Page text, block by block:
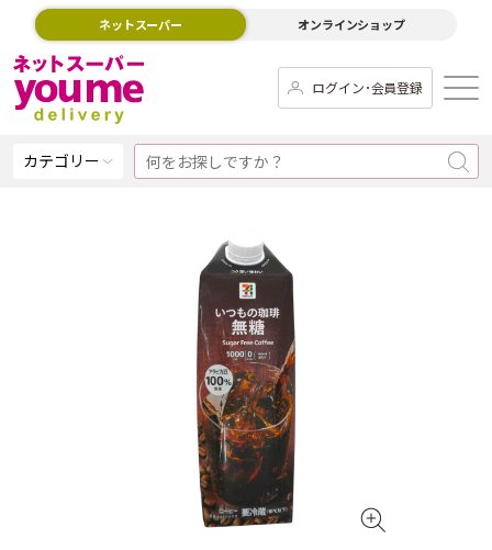
ネットスーパー オンラインショップ
ログイン･会員登録
カテゴリー